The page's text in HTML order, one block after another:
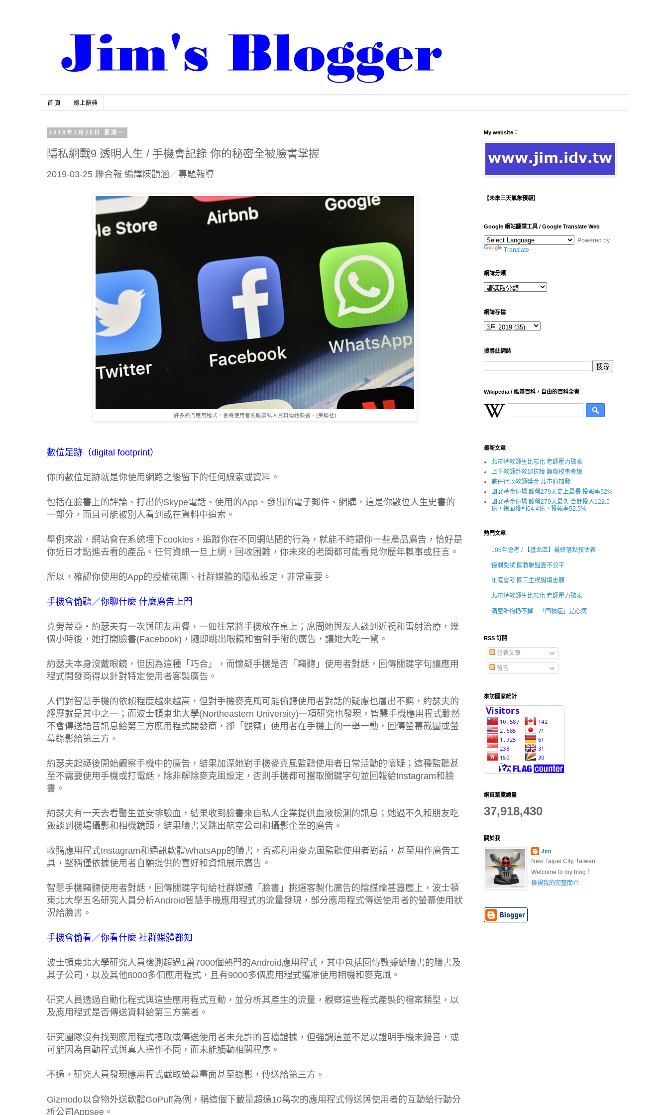
首 頁 線上辭典
2019年3月25日 星期一
隱私網戰9 透明人生 / 手機會記錄 你的秘密全被臉書掌握
2019-03-25 聯合報 編譯陳韻涵╱專題報導
許多熱門應用程式，會將使用者的敏感私人資料傳給臉書。(美聯社)
數位足跡（digital footprint）
你的數位足跡就是你使用網路之後留下的任何線索或資料。
包括在臉書上的評論、打出的Skype電話、使用的App、發出的電子郵件、網購，這是你數位人生史書的
一部分，而且可能被別人看到或在資料中追索。
舉例來說，網站會在系統埋下cookies，追蹤你在不同網站間的行為，就能不時餵你一些產品廣告，恰好是
你近日才點進去看的產品。任何資訊一旦上網，回收困難，你未來的老闆都可能看見你歷年糗事或狂言。
所以，確認你使用的App的授權範圍、社群媒體的隱私設定，非常重要。
手機會偷聽／你聊什麼 什麼廣告上門
克勞蒂亞‧約瑟夫有一次與朋友用餐，一如往常將手機放在桌上；席間她與友人談到近視和雷射治療，幾
個小時後，她打開臉書(Facebook)，隨即跳出眼鏡和雷射手術的廣告，讓她大吃一驚。
約瑟夫本身沒戴眼鏡，但因為這種「巧合」，而懷疑手機是否「竊聽」使用者對話，回傳關鍵字句讓應用
程式開發商得以針對特定使用者客製廣告。
人們對智慧手機的依賴程度越來越高，但對手機麥克風可能偷聽使用者對話的疑慮也層出不窮，約瑟夫的
經歷就是其中之一；而波士頓東北大學(Northeastern University)一項研究也發現，智慧手機應用程式雖然
不會傳送語音訊息給第三方應用程式開發商，卻「觀察」使用者在手機上的一舉一動，回傳螢幕截圖或螢
幕錄影給第三方。
約瑟夫起疑後開始觀察手機中的廣告，結果加深她對手機麥克風監聽使用者日常活動的懷疑；這種監聽甚
至不需要使用手機或打電話，除非解除麥克風設定，否則手機都可攫取關鍵字句並回報給Instagram和臉
書。
約瑟夫有一天去看醫生並安排驗血，結果收到臉書來自私人企業提供血液檢測的訊息；她過不久和朋友吃
飯談到機場攝影和相機鏡頭，結果臉書又跳出航空公司和攝影企業的廣告。
收購應用程式Instagram和通訊軟體WhatsApp的臉書，否認利用麥克風監聽使用者對話，甚至用作廣告工
具，堅稱僅依據使用者自願提供的喜好和資訊展示廣告。
智慧手機竊聽使用者對話，回傳關鍵字句給社群媒體「臉書」挑選客製化廣告的陰謀論甚囂塵上，波士頓
東北大學五名研究人員分析Android智慧手機應用程式的流量發現，部分應用程式傳送使用者的螢幕使用狀
況給臉書。
手機會偷看／你看什麼 社群媒體都知
波士頓東北大學研究人員檢測超過1萬7000個熱門的Android應用程式，其中包括回傳數據給臉書的臉書及
其子公司，以及其他8000多個應用程式，且有9000多個應用程式獲准使用相機和麥克風。
研究人員透過自動化程式與這些應用程式互動，並分析其產生的流量，觀察這些程式產製的檔案類型，以
及應用程式是否傳送資料給第三方業者。
研究團隊沒有找到應用程式攫取或傳送使用者未允許的音檔證據，但強調這並不足以證明手機未錄音，或
可能因為自動程式與真人操作不同，而未能觸動相關程序。
不過，研究人員發現應用程式截取螢幕畫面甚至錄影，傳送給第三方。
Gizmodo以食物外送軟體GoPuff為例，稱這個下載量超過10萬次的應用程式傳送與使用者的互動給行動分
析公司Appsee。
My website：
【未來三天氣象預報】
Google 網站翻譯工具 / Google Translate Web
Powered by
Translate
網誌分類
網誌存檔
搜尋此網誌
Wikipedia / 維基百科，自由的百科全書
最新文章
北市特教師生比惡化 老師壓力破表
上千教師赴教部抗議 籲廢校事會議
兼任行政教師獎金 北市府加發
國安基金退場 護盤279天史上最長 投報率52%
國安基金退場 護盤279天最久 合計投入122.5
億，帳面獲利64.4億，投報率52.5％
熱門文章
105年會考 / 【基北區】最終落點預估表
僅剩免試 國教聯盟憂不公平
年底會考 國三生模擬填志願
北市特教師生比惡化 老師壓力破表
滿屋雜物扔不掉…「囤積症」是心病
RSS 訂閱
發表文章
留言
來訪國家統計
網頁瀏覽總量
37,918,430
關於我
Jim
New Taipei City, Taiwan
Welcome to my blog！
檢視我的完整簡介